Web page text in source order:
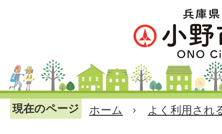
現在のページ ホーム よく利用され